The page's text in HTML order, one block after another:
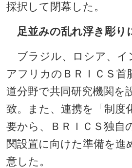
採択して閉幕した。
足並みの乱れ浮き彫り
ブラジル、ロシア、イ
アフリカのＢＲＩＣＳ首
道分野で共同研究機関を
致。また、連携を「制度
要から、ＢＲＩＣＳ独自
関設置に向けた準備を進
意した。